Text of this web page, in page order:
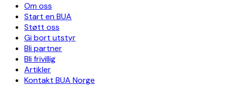
Om oss
Start en BUA
Støtt oss
Gi bort utstyr
Bli partner
Bli frivillig
Artikler
Kontakt BUA Norge